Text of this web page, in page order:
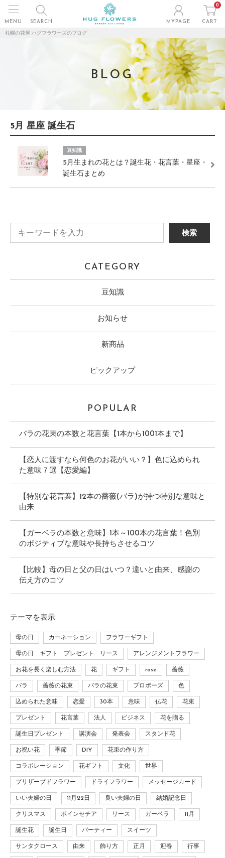
MENU SEARCH MYPAGE
0
CART
札幌の花屋 ハグフラワーズのブログ
BLOG
5月 星座 誕生石
豆知識
5月生まれの花とは？誕生花・花言葉・星座・
誕生石まとめ
CATEGORY
豆知識
お知らせ
新商品
ピックアップ
POPULAR
バラの花束の本数と花言葉【1本から1001本まで】
【恋人に渡すなら何色のお花がいい？】色に込められ
た意味７選【恋愛編】
【特別な花言葉】12本の薔薇(バラ)が持つ特別な意味と
由来
【ガーベラの本数と意味】1本～100本の花言葉！色別
のポジティブな意味や長持ちさせるコツ
【比較】母の日と父の日はいつ？違いと由来、感謝の
伝え方のコツ
テーマ を表示
母の日 カーネーション フラワーギフト
母の日 ギフト プレゼント リース アレンジメントフラワー
お花を長く楽しむ方法 花 ギフト rose 薔薇
バラ 薔薇の花束 バラの花束 プロポーズ 色
込められた意味 恋愛 30本 意味 仏花 花束
プレゼント 花言葉 法人 ビジネス 花を贈る
誕生日プレゼント 講演会 発表会 スタンド花
お祝い花 季節 DIY 花束の作り方
コラボレーション 花ギフト 文化 世界
プリザーブドフラワー ドライフラワー メッセージカード
いい夫婦の日 11月22日 良い夫婦の日 結婚記念日
クリスマス ポインセチア リース ガーベラ 11月
誕生花 誕生日 パーティー スイーツ
サンタクロース 由来 飾り方 正月 迎春 行事